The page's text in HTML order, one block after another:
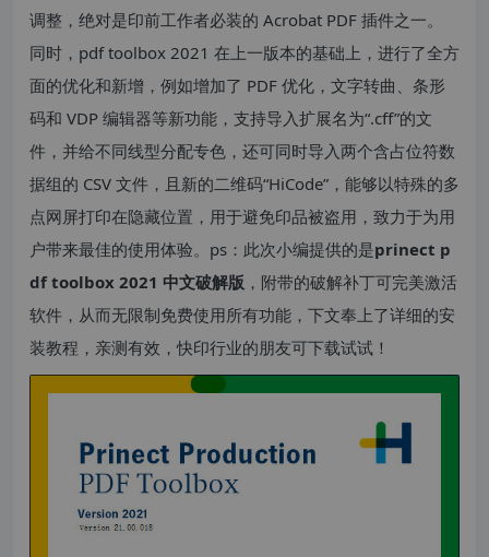
调整，绝对是印前工作者必装的 Acrobat PDF 插件之一。
同时，pdf toolbox 2021 在上一版本的基础上，进行了全方
面的优化和新增，例如增加了 PDF 优化，文字转曲、条形
码和 VDP 编辑器等新功能，支持导入扩展名为“.cff”的文
件，并给不同线型分配专色，还可同时导入两个含占位符数
据组的 CSV 文件，且新的二维码“HiCode”，能够以特殊的多
点网屏打印在隐藏位置，用于避免印品被盗用，致力于为用
户带来最佳的使用体验。ps：此次小编提供的是prinect p
df toolbox 2021 中文破解版 ，附带的破解补丁可完美激活
软件，从而无限制免费使用所有功能，下文奉上了详细的安
装教程，亲测有效，快印行业的朋友可下载试试！